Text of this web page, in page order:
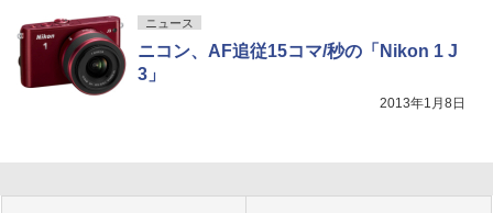
ニュース
ニコン、AF追従15コマ/秒の「Nikon 1 J
3」
2013年1月8日